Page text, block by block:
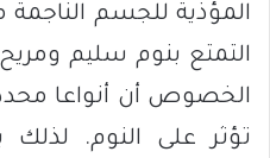
المؤذية للجسم
التمتع بنوم سليم
الخصوص أن أنواعا
تؤثر على النوم. لذلك